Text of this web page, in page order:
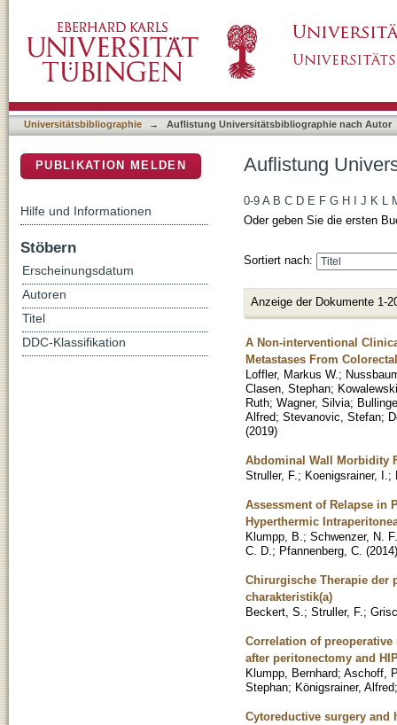
Universitätsbibliographie → Auflistung Universitätsbibliographie nach Autor
Auflistung
0-9 A B C D E F G H J K L
Oder geben Sie die ersten
Sortiert nach:
Anzeige der Dokumente 1-
A Non-interventional
Metastases From
Loffler, Markus W. ;
Clasen, Stephan;
Ruth; Wagner, Silvia;
Alfred; Stevanovic, Stefan;
(2019)
Abdominal Wall Morbidity
Struller, F. ; Koenigsrainer, I. ;
Assessment of Relapse in
Hyperthermic
Klumpp, B. ; Schwenzer, N. F.
C. D. ; Pfannenberg, C. (2014)
Chirurgische Therapie der
charakteristik(a)
Beckert, S. ; Struller, F. ;
Correlation of
after peritonectomy and
Klumpp, Bernhard; Aschoff,
Stephan; Königsrainer, Alfred
Cytoreductive surgery and
PUBLIKATION MELDEN
Hilfe und Informationen
Stöbern
Erscheinungsdatum
Autoren
Titel
DDC-Klassifikation